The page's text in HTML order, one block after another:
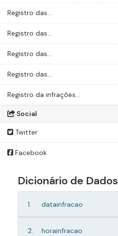
Registro das...
Registro das...
Registro das...
Registro das...
Registro da infrações...
Social
Twitter
Facebook
Dicionário de Dados
1. datainfracao
2. horainfracao